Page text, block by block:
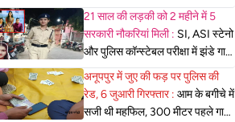
लात-घूसों से तोड़ी तिल्ली; गिरफ्तार
21 साल की लड़की को 2 महीने में 5
सरकारी नौकरियां मिली : SI, ASI स्टेनो
और पुलिस कॉन्स्टेबल परीक्षा में झंडे गाड़े,
लेकिन MBBS सीट नहीं मिला, पढ़िए
शहडोल संभाग के शुभांगी की कहा
अनूपपुर में जुए की फड़ पर पुलिस की
रेड, 6 जुआरी गिरफ्तार : आम के बगीचे में
सजी थी महफिल, 300 मीटर पहले गाड़ी